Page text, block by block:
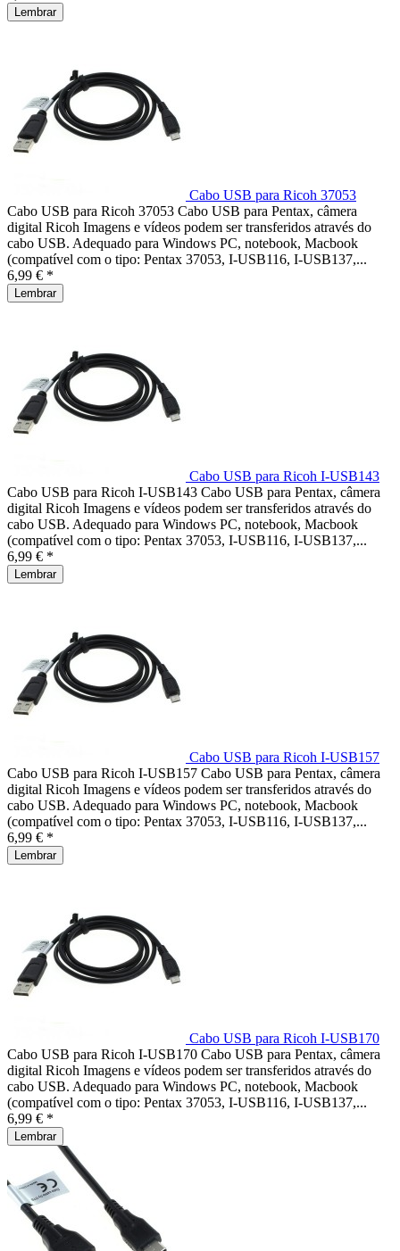
Lembrar
Cabo USB para Ricoh 37053
Cabo USB para Ricoh 37053 Cabo USB para Pentax, câmera
digital Ricoh Imagens e vídeos podem ser transferidos através do
cabo USB. Adequado para Windows PC, notebook, Macbook
(compatível com o tipo: Pentax 37053, I-USB116, I-USB137,...
6,99 € *
Lembrar
Cabo USB para Ricoh I-USB143
Cabo USB para Ricoh I-USB143 Cabo USB para Pentax, câmera
digital Ricoh Imagens e vídeos podem ser transferidos através do
cabo USB. Adequado para Windows PC, notebook, Macbook
(compatível com o tipo: Pentax 37053, I-USB116, I-USB137,...
6,99 € *
Lembrar
Cabo USB para Ricoh I-USB157
Cabo USB para Ricoh I-USB157 Cabo USB para Pentax, câmera
digital Ricoh Imagens e vídeos podem ser transferidos através do
cabo USB. Adequado para Windows PC, notebook, Macbook
(compatível com o tipo: Pentax 37053, I-USB116, I-USB137,...
6,99 € *
Lembrar
Cabo USB para Ricoh I-USB170
Cabo USB para Ricoh I-USB170 Cabo USB para Pentax, câmera
digital Ricoh Imagens e vídeos podem ser transferidos através do
cabo USB. Adequado para Windows PC, notebook, Macbook
(compatível com o tipo: Pentax 37053, I-USB116, I-USB137,...
6,99 € *
Lembrar